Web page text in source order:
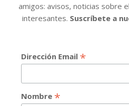
amigos: avisos, noticias sobre
interesantes. Suscríbete a
Dirección Email *
Nombre *